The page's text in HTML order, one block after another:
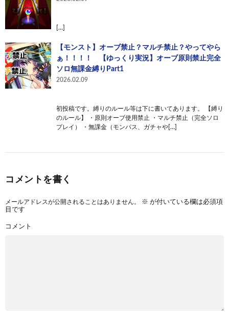
[…]
【モンスト】オーブ禁止？マルチ禁止？やってやら
ぁ！！！！ 【ゆっくり実況】オーブ原則禁止完全
ソロ無課金縛りPart1
2026.02.09
初投稿です。縛りのルール等は下に書いてあります。 【縛り
のルール】 ・原則オーブ使用禁止 ・マルチ禁止（完全ソロ
プレイ） ・無課金（モンパス、ガチャや[…]
コメントを書く
メールアドレスが公開されることはありません。 ※ が付いている欄は必須項
目です
コメント